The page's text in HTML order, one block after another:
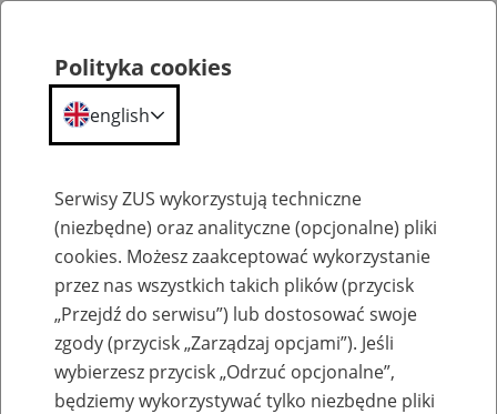
Szkolenia
Polityka cookies
english
Serwisy ZUS wykorzystują techniczne
(niezbędne) oraz analityczne (opcjonalne) pliki
cookies. Możesz zaakceptować wykorzystanie
przez nas wszystkich takich plików (przycisk
„Przejdź do serwisu”) lub dostosować swoje
zgody (przycisk „Zarządzaj opcjami”). Jeśli
wybierzesz przycisk „Odrzuć opcjonalne”,
będziemy wykorzystywać tylko niezbędne pliki